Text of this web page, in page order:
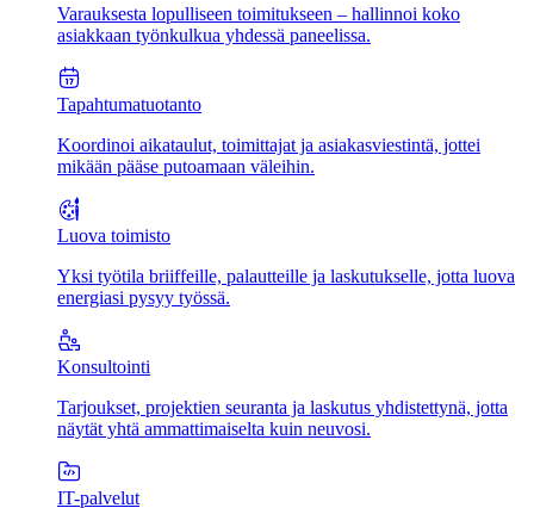
Varauksesta lopulliseen toimitukseen – hallinnoi koko
asiakkaan työnkulkua yhdessä paneelissa.
Tapahtumatuotanto
Koordinoi aikataulut, toimittajat ja asiakasviestintä, jottei
mikään pääse putoamaan väleihin.
Luova toimisto
Yksi työtila briiffeille, palautteille ja laskutukselle, jotta luova
energiasi pysyy työssä.
Konsultointi
Tarjoukset, projektien seuranta ja laskutus yhdistettynä, jotta
näytät yhtä ammattimaiselta kuin neuvosi.
IT-palvelut